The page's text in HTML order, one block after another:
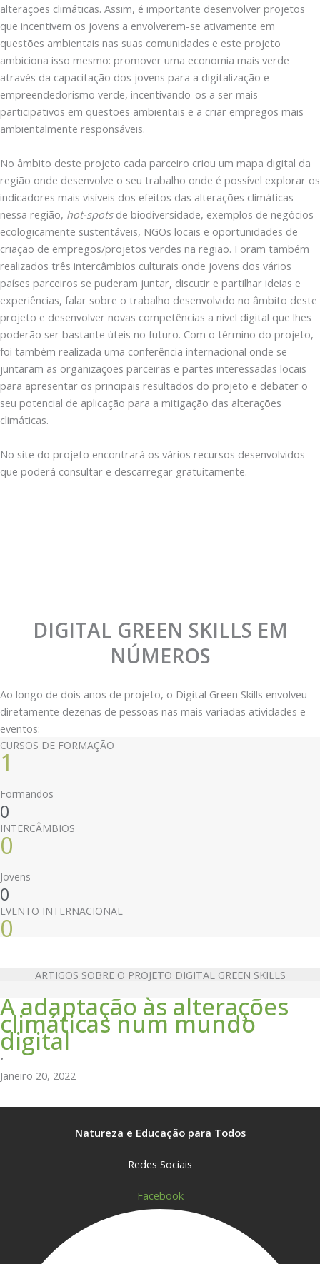
alterações climáticas. Assim, é importante desenvolver projetos
que incentivem os jovens a envolverem-se ativamente em
questões ambientais nas suas comunidades e este projeto
ambiciona isso mesmo: promover uma economia mais verde
através da capacitação dos jovens para a digitalização e
empreendedorismo verde, incentivando-os a ser mais
participativos em questões ambientais e a criar empregos mais
ambientalmente responsáveis.
No âmbito deste projeto cada parceiro criou um mapa digital da
região onde desenvolve o seu trabalho onde é possível explorar os
indicadores mais visíveis dos efeitos das alterações climáticas
nessa região, hot-spotsde biodiversidade, exemplos de negócios
ecologicamente sustentáveis, NGOs locais e oportunidades de
criação de empregos/projetos verdes na região. Foram também
realizados três intercâmbios culturais onde jovens dos vários
países parceiros se puderam juntar, discutir e partilhar ideias e
experiências, falar sobre o trabalho desenvolvido no âmbito deste
projeto e desenvolver novas competências a nível digital que lhes
poderão ser bastante úteis no futuro. Com o término do projeto,
foi também realizada uma conferência internacional onde se
juntaram as organizações parceiras e partes interessadas locais
para apresentar os principais resultados do projeto e debater o
seu potencial de aplicação para a mitigação das alterações
climáticas.
No site do projeto encontrará os vários recursos desenvolvidos
que poderá consultar e descarregar gratuitamente.
DIGITAL GREEN SKILLS EM
NÚMEROS
Ao longo de dois anos de projeto, o Digital Green Skills envolveu
diretamente dezenas de pessoas nas mais variadas atividades e
eventos:
CURSOS DE FORMAÇÃO
1
Formandos
0
INTERCÂMBIOS
0
Jovens
0
EVENTO INTERNACIONAL
0
ARTIGOS SOBRE O PROJETO DIGITAL GREEN SKILLS
A adaptação às alterações
climáticas num mundo
digital
•
Janeiro 20, 2022
Natureza e Educação para Todos
Redes Sociais
Facebook